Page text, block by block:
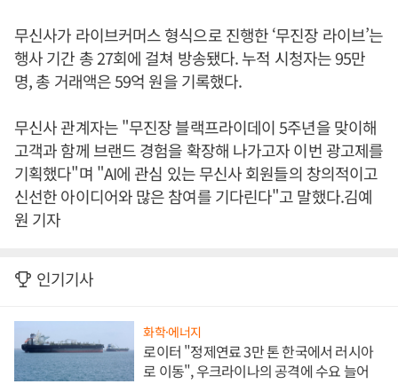
무신사가 라이브커머스 형식으로 진행한 ‘무진장 라이브’는
행사 기간 총 27회에 걸쳐 방송됐다. 누적 시청자는 95만
명, 총 거래액은 59억 원을 기록했다.
무신사 관계자는 "무진장 블랙프라이데이 5주년을 맞이해
고객과 함께 브랜드 경험을 확장해 나가고자 이번 광고제를
기획했다"며 "AI에 관심 있는 무신사 회원들의 창의적이고
신선한 아이디어와 많은 참여를 기다린다"고 말했다.김예
원 기자
인기기사
화학·에너지
로이터 "정제연료 3만 톤 한국에서 러시아
로 이동", 우크라이나의 공격에 수요 늘어